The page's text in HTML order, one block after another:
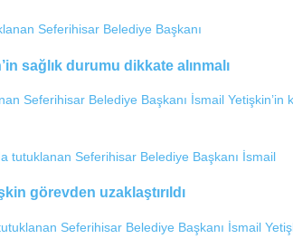
sağlık durumu dikkate alınmalı
Seferihisar Belediye Başkanı İsmail Yetişkin’in
görevden uzaklaştırıldı
Seferihisar Belediye Başkanı İsmail